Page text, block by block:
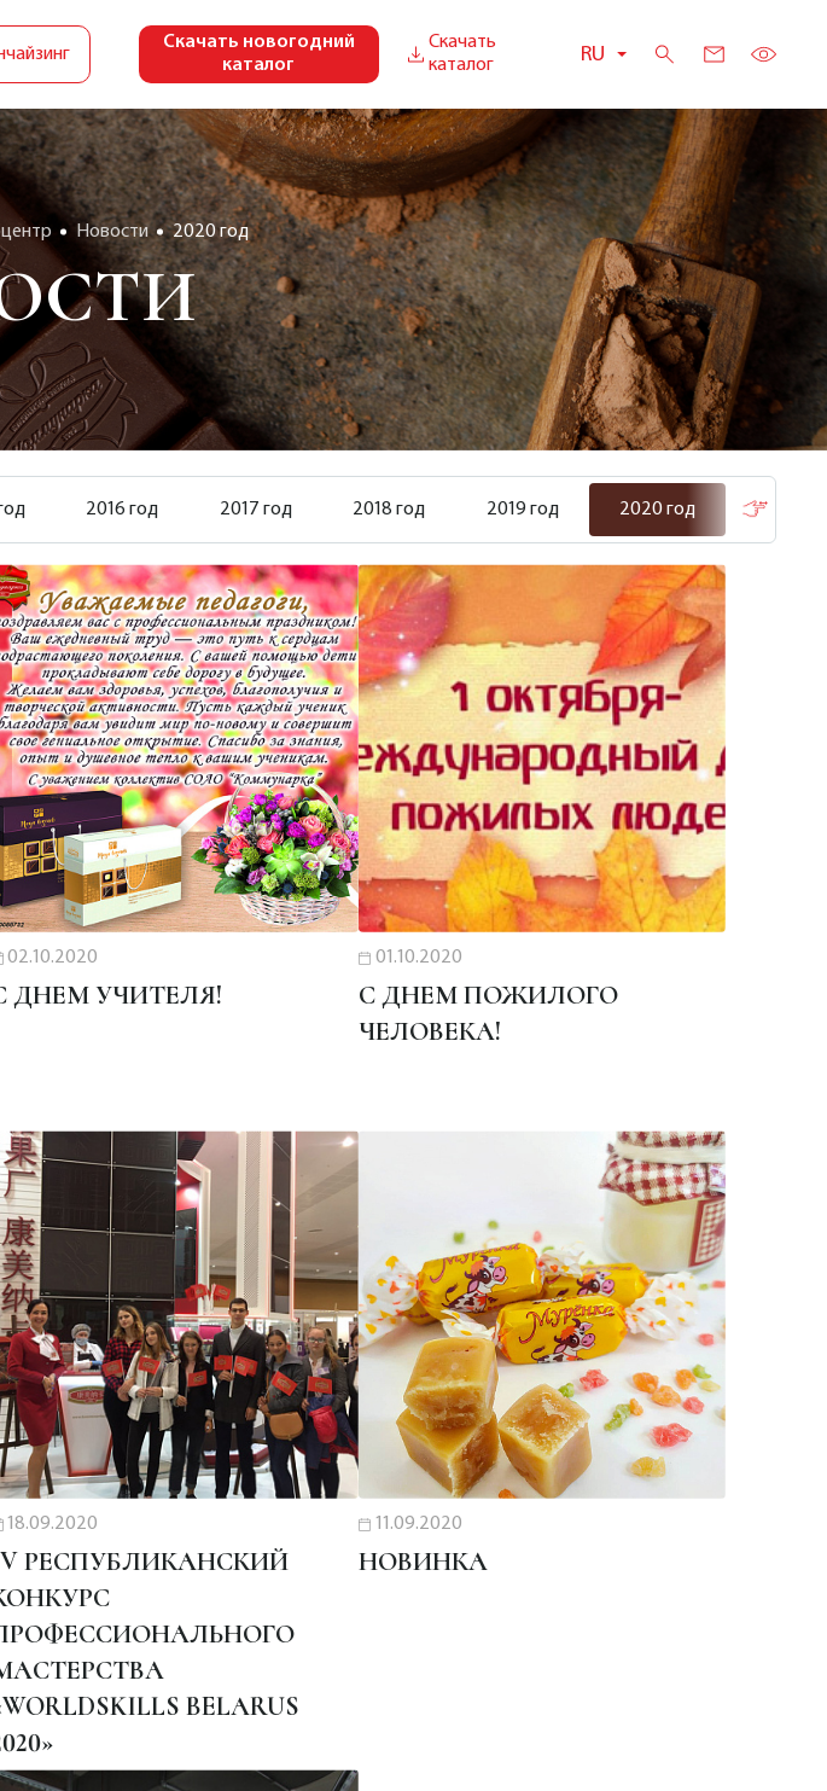
Скачать новогодний
каталог
Скачать
каталог
RU
Новости 2020 год
2016 год 2017 год 2018 год 2019 год 2020 год 2021
02.10.2020
ДНЕМ УЧИТЕЛЯ!
01.10.2020
С ДНЕМ ПОЖИЛОГО
ЧЕЛОВЕКА!
18.09.2020
РЕСПУБЛИКАНСКИЙ
BELARUS
11.09.2020
НОВИНКА